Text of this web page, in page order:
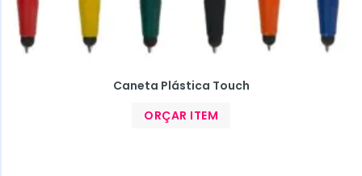
Caneta Plástica Touch
ORÇAR ITEM